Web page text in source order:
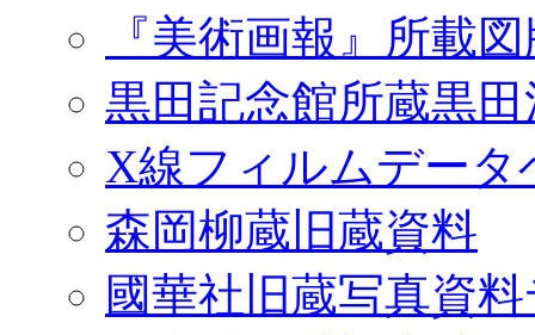
『美術画報』所載
黒田記念館所蔵黒
X線フィルムデータ
森岡柳蔵旧蔵資料
國華社旧蔵写真資